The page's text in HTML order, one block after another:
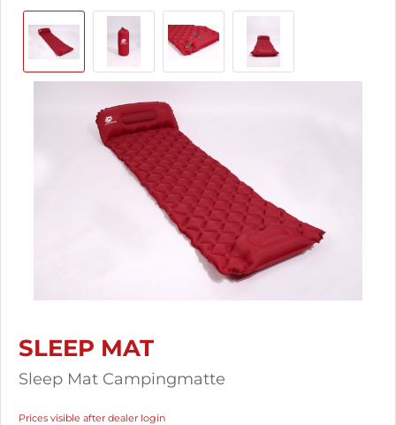
SLEEP MAT
Sleep Mat Campingmatte
Prices visible after dealer login